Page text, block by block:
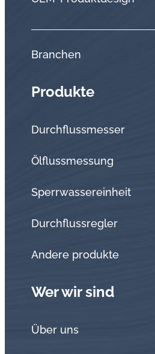
Branchen
Produkte
Durchflussmesser
Ölflussmessung
Sperrwassereinheit
Durchflussregler
Andere produkte
Wer wir sind
Über uns